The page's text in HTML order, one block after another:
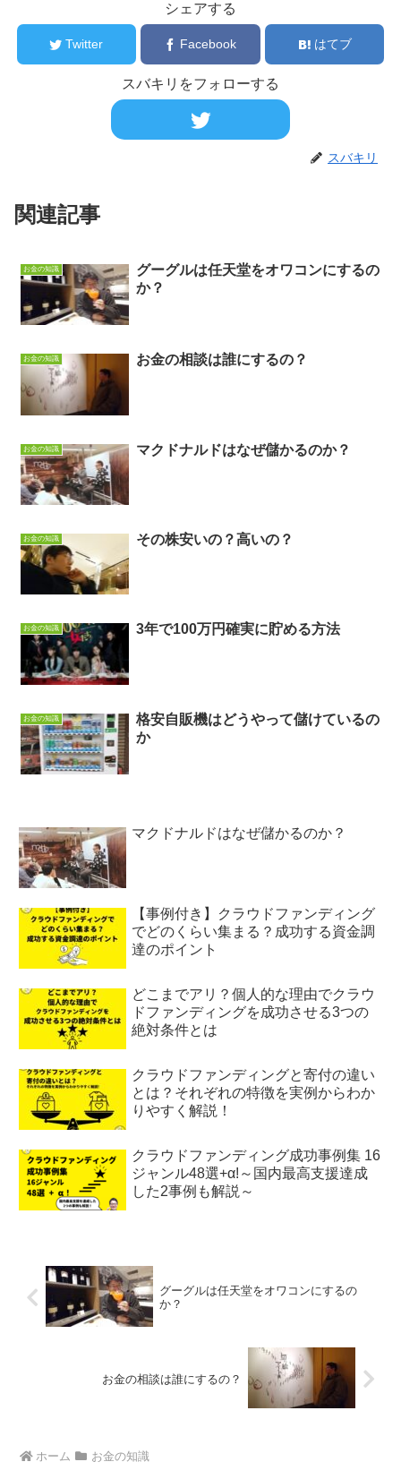
シェアする
Twitter Facebook はてブ
スバキリをフォローする
スバキリ
関連記事
お金の知識
グーグルは任天堂をオワコンにするの
か？
お金の知識 お金の相談は誰にするの？
お金の知識 マクドナルドはなぜ儲かるのか？
お金の知識 その株安いの？高いの？
お金の知識 3年で100万円確実に貯める方法
お金の知識
格安自販機はどうやって儲けているの
か
マクドナルドはなぜ儲かるのか？
【事例付き】クラウドファンディング
でどのくらい集まる？成功する資金調
達のポイント
どこまでアリ？個人的な理由でクラウ
ドファンディングを成功させる3つの
絶対条件とは
クラウドファンディングと寄付の違い
とは？それぞれの特徴を実例からわか
りやすく解説！
クラウドファンディング成功事例集 16
ジャンル48選+α!～国内最高支援達成
した2事例も解説～
グーグルは任天堂をオワコンにするの
か？
お金の相談は誰にするの？
ホーム お金の知識